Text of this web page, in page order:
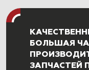
БОЛЬШАЯ
ЗАПЧАСТЕЙ